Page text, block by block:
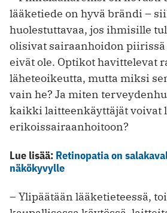
lääketiede on hyvä brändi –
huolestuttavaa, jos ihmisille
olisivat sairaanhoidon
eivät ole. Optikot havittelevat
läheteoikeutta, mutta miksi
vain he? Ja miten
kaikki laitteenkäyttäjät voivat
erikoissairaanhoitoon?
Lue lisää: Retinopatia on
näkökyvylle
– Ylipäätään lääketieteessä,